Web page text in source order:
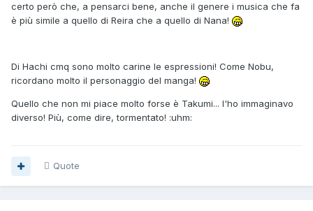
certo però che, a pensarci bene, anche il genere i musica che fa
è più simile a quello di Reira che a quello di Nana!
Di Hachi cmq sono molto carine le espressioni! Come Nobu,
ricordano molto il personaggio del manga!
Quello che non mi piace molto forse è Takumi... l'ho immaginavo
diverso! Più, come dire, tormentato! :uhm:
Quote